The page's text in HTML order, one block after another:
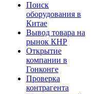
Поиск
оборудования в
Китае
Вывод товара на
рынок КНР
Открытие
компании в
Гонконге
Проверка
контрагента